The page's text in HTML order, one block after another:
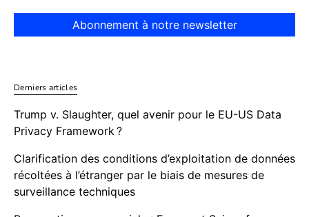
Abonnement à notre newsletter
Derniers articles
Trump v. Slaughter, quel avenir pour le EU-US Data
Privacy Framework ?
Clarification des conditions d’exploitation de données
récoltées à l’étranger par le biais de mesures de
surveillance techniques